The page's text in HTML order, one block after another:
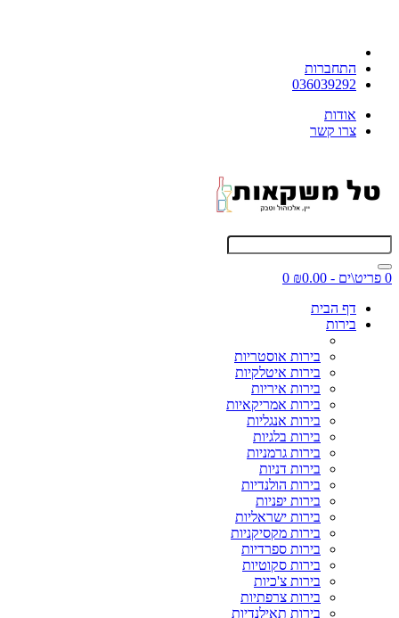
התחברות
036039292
אודות
צרו קשר
0 פריט\ים - ₪0.00
0
דף הבית
בירות
בירות אוסטריות
בירות איטלקיות
בירות איריות
בירות אמריקאיות
בירות אנגליות
בירות בלגיות
בירות גרמניות
בירות דניות
בירות הולנדיות
בירות יפניות
בירות ישראליות
בירות מקסיקניות
בירות ספרדיות
בירות סקוטיות
בירות צ'כיות
בירות צרפתיות
בירות תאילנדיות